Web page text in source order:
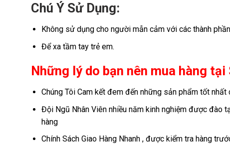
Chú Ý Sử Dụng:
Không sử dụng cho người mẫn cảm với các thành
Để xa tầm tay trẻ em.
Những lý do bạn nên mua hàng tại
Chúng Tôi Cam kết đem đến những sản phẩm tốt
Đội Ngũ Nhân Viên nhiều năm kinh nghiệm được đào
hàng
Chính Sách Giao Hàng Nhanh , được kiểm tra hàng